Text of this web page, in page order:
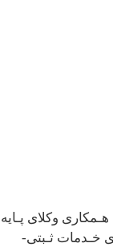
با هـمکاری وکلای پـایه
خـدمات ثـبتی-